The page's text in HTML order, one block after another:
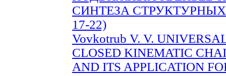
СИНТЕЗА
17-22)
Vovkotrub V. V.
CLOSED KINEMATIC
AND ITS APPLICATION